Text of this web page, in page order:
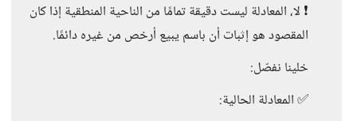
❗ لا، المعادلة ليست دقيقة تمامًا من الناحية المنطقية إذا كان
المقصود هو إثبات أن باسم يبيع أرخص من غيره دائمًا.
خلينا نفصّل:
✅ المعادلة الحالية: